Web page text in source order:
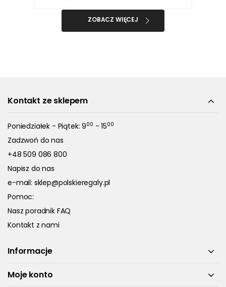
ZOBACZ WIĘCEJ
Kontakt ze sklepem
Poniedziałek - Piątek: 900 - 1500
Zadzwoń do nas
+48 509 086 800
Napisz do nas
e-mail: sklep@polskieregaly.pl
Pomoc:
Nasz poradnik FAQ
Kontakt z nami
Informacje
Moje konto